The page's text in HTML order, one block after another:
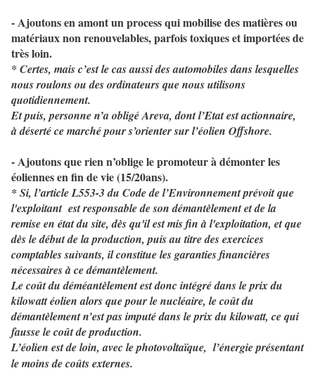
- Ajoutons en amont un process qui mobilise des matières ou
matériaux non renouvelables, parfois toxiques et importées de
très loin.
* Certes, mais c’est le cas aussi des automobiles dans lesquelles
nous roulons ou des ordinateurs que nous utilisons
quotidiennement.
Et puis, personne n’a obligé Areva, dont l’Etat est actionnaire,
à déserté ce marché pour s’orienter sur l’éolien Offshore.
- Ajoutons que rien n’oblige le promoteur à démonter les
éoliennes en fin de vie (15/20ans).
* Si, l’article L553-3 du Code de l’Environnement prévoit que
l'exploitant est responsable de son démantèlement et de la
remise en état du site, dès qu'il est mis fin à l'exploitation, et que
dès le début de la production, puis au titre des exercices
comptables suivants, il constitue les garanties financières
nécessaires à ce démantèlement.
Le coût du déméantèlement est donc intégré dans le prix du
kilowatt éolien alors quepour le nucléaire, le coût du
démantèlement n’est pas imputé dans le prix du kilowatt, ce qui
fausse le coût de production.
L’éolien est de loin, avec le photovoltaïque, l’énergie présentant
le moins de coûts externes.